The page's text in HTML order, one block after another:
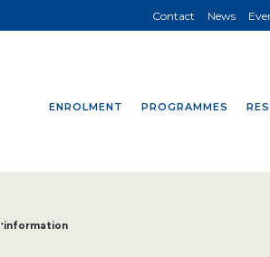
ENROLMENT PROGRAMMES
Contact News